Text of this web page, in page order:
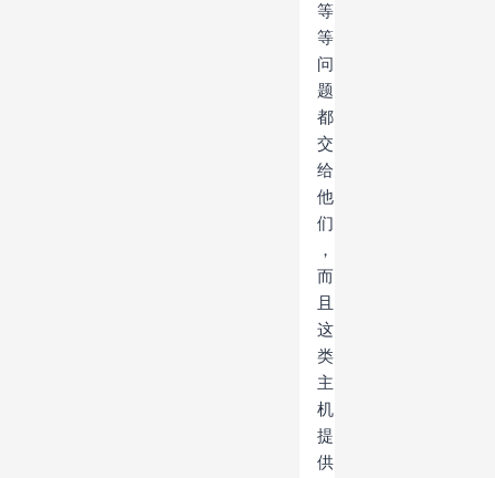
等
等
问
题
都
交
给
他
们
，
而
且
这
类
主
机
提
供